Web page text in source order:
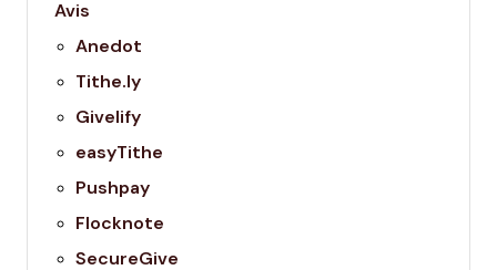
Avis
Anedot
Tithe.ly
Givelify
easyTithe
Pushpay
Flocknote
SecureGive